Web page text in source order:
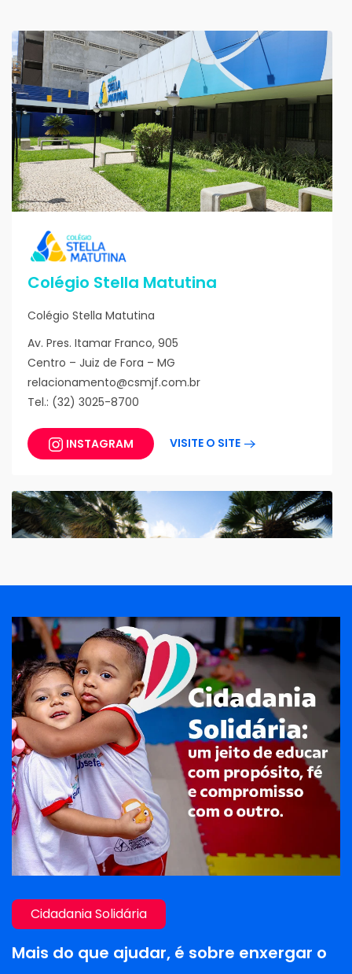
Colégio Stella Matutina
Colégio Stella Matutina
Av. Pres. Itamar Franco, 905
Centro – Juiz de Fora – MG
relacionamento@csmjf.com.br
Tel.: (32) 3025-8700
INSTAGRAM VISITE O SITE
Colégio Sagrado Coração de Jesus
Colégio Sagrado Coração de Jesus
Rua Professor Moraes, 363
Funcionários – BH – MG
relacionamento1@cscjbh.com.br
Cidadania Solidária
Mais do que ajudar, é sobre enxergar o